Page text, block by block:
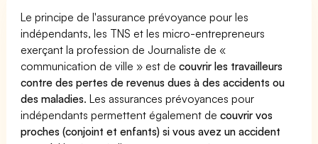
Le principe de l'assurance prévoyance pour les
indépendants, les TNS et les micro-entrepreneurs
exerçant la profession de Journaliste de «
communication de ville » est decouvrir les travailleurs
contre des pertes de revenus dues à des accidents ou
des maladies. Les assurances prévoyances pour
indépendants permettent également decouvrir vos
proches (conjoint et enfants) si vous avez un accident